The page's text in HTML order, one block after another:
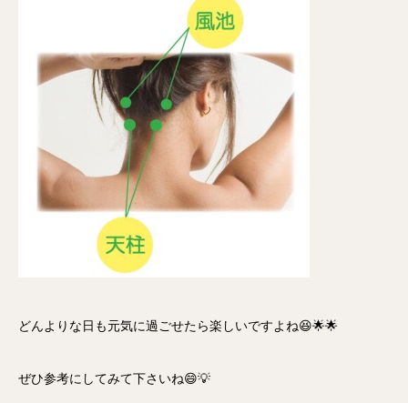
どんよりな日も元気に過ごせたら楽しいですよね😆🌟🌟
ぜひ参考にしてみて下さいね😄💡